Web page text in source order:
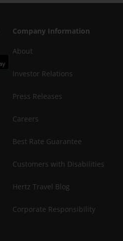
Company Information
About
Investor Relations
Press Releases
Careers
Best Rate Guarantee
Customers with Disabilities
Hertz Travel Blog
Corporate Responsibility